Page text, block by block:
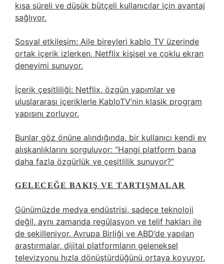
kısa süreli ve düşük bütçeli kullanıcılar için avantaj
sağlıyor.
Sosyal etkileşim: Aile bireyleri kablo TV üzerinde
ortak içerik izlerken, Netflix kişisel ve çoklu ekran
deneyimi sunuyor.
İçerik çeşitliliği: Netflix, özgün yapımlar ve
uluslararası içeriklerle KabloTV’nin klasik program
yapısını zorluyor.
Bunlar göz önüne alındığında, bir kullanıcı kendi ev
alışkanlıklarını sorguluyor: “Hangi platform bana
daha fazla özgürlük ve çeşitlilik sunuyor?”
GELECEĞE BAKIŞ VE TARTIŞMALAR
Günümüzde medya endüstrisi, sadece teknoloji
değil, aynı zamanda regülasyon ve telif hakları ile
de şekilleniyor. Avrupa Birliği ve ABD’de yapılan
araştırmalar, dijital platformların geleneksel
televizyonu hızla dönüştürdüğünü ortaya koyuyor.